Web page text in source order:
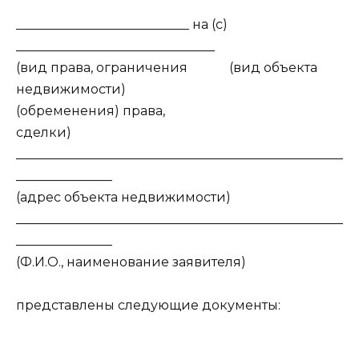
___________________________ на (с)
(вид права, ограничения (вид объекта
недвижимости)
(обременения) права,
сделки)
(адрес объекта недвижимости)
(Ф.И.О., наименование заявителя)
представлены следующие документы: